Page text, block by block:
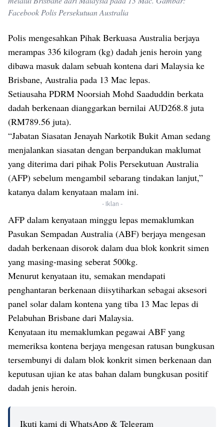
Facebook Polis Persekutuan Australia
Polis mengesahkan Pihak Berkuasa Australia berjaya
merampas 336 kilogram (kg) dadah jenis heroin yang
dibawa masuk dalam sebuah kontena dari Malaysia ke
Brisbane, Australia pada 13 Mac lepas.
Setiausaha PDRM Noorsiah Mohd Saaduddin berkata
dadah berkenaan dianggarkan bernilai AUD268.8 juta
(RM789.56 juta).
“Jabatan Siasatan Jenayah Narkotik Bukit Aman sedang
menjalankan siasatan dengan berpandukan maklumat
yang diterima dari pihak Polis Persekutuan Australia
(AFP) sebelum mengambil sebarang tindakan lanjut,”
katanya dalam kenyataan malam ini.
- Iklan -
AFP dalam kenyataan minggu lepas memaklumkan
Pasukan Sempadan Australia (ABF) berjaya mengesan
dadah berkenaan disorok dalam dua blok konkrit simen
yang masing-masing seberat 500kg.
Menurut kenyataan itu, semakan mendapati
penghantaran berkenaan diisytiharkan sebagai aksesori
panel solar dalam kontena yang tiba 13 Mac lepas di
Pelabuhan Brisbane dari Malaysia.
Kenyataan itu memaklumkan pegawai ABF yang
memeriksa kontena berjaya mengesan ratusan bungkusan
tersembunyi di dalam blok konkrit simen berkenaan dan
keputusan ujian ke atas bahan dalam bungkusan positif
dadah jenis heroin.
Ikuti kami di WhatsApp & Telegram